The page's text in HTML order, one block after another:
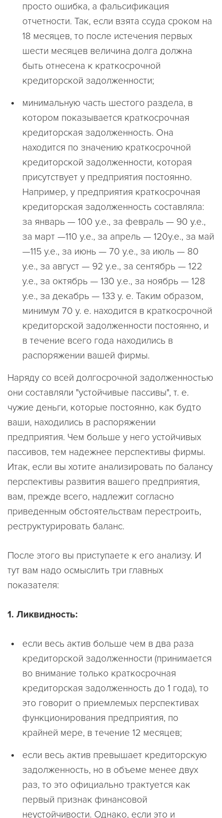
просто ошибка, а фальсификация
отчетности. Так, если взята ссуда сроком на
18 месяцев, то после истечения первых
шести месяцев величина долга должна
быть отнесена к краткосрочной
кредиторской задолженности;
минимальную часть шестого раздела, в
котором показывается краткосрочная
кредиторская задолженность. Она
находится по значению краткосрочной
кредиторской задолженности, которая
присутствует у предприятия постоянно.
Например, у предприятия краткосрочная
кредиторская задолженность составляла:
за январь — 100 у.е., за февраль — 90 у.е.,
за март —110 у.е., за апрель — 120у.е., за май
—115 у.е., за июнь — 70 у.е., за июль — 80
у.е., за август — 92 у.е., за сентябрь — 122
у.е., за октябрь — 130 у.е., за ноябрь — 128
у.е., за декабрь — 133 у. е. Таким образом,
минимум 70 у. е. находится в краткосрочной
кредиторской задолженности постоянно, и
в течение всего года находились в
распоряжении вашей фирмы.
Наряду со всей долгосрочной задолженностью
они составляли "устойчивые пассивы", т. е.
чужие деньги, которые постоянно, как будто
ваши, находились в распоряжении
предприятия. Чем больше у него устойчивых
пассивов, тем надежнее перспективы фирмы.
Итак, если вы хотите анализировать по балансу
перспективы развития вашего предприятия,
вам, прежде всего, надлежит согласно
приведенным обстоятельствам перестроить,
реструктурировать баланс.
После этого вы приступаете к его анализу. И
тут вам надо осмыслить три главных
показателя:
1. Ликвидность:
если весь актив больше чем в два раза
кредиторской задолженности (принимается
во внимание только краткосрочная
кредиторская задолженность до 1 года), то
это говорит о приемлемых перспективах
функционирования предприятия, по
крайней мере, в течение 12 месяцев;
если весь актив превышает кредиторскую
задолженность, но в объеме менее двух
раз, то это официально трактуется как
первый признак финансовой
неустойчивости. Однако, если это и